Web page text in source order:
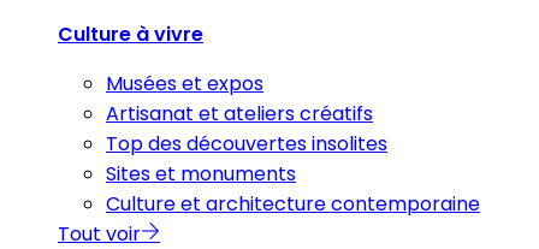
Culture à vivre
Musées et expos
Artisanat et ateliers créatifs
Top des découvertes insolites
Sites et monuments
Culture et architecture contemporaine
Tout voir